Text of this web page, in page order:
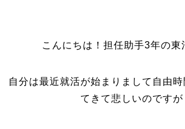
こんにちは！担任助手3年の東
自分は最近就活が始まりまして自由
てきて悲しいのですが